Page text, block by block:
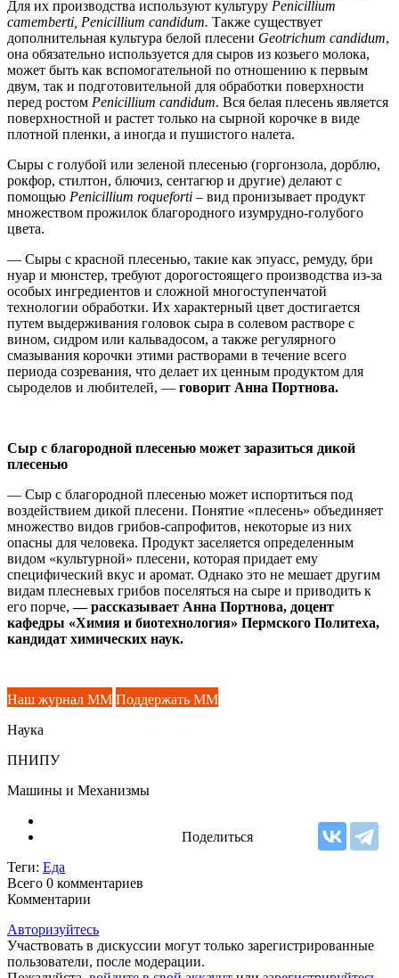
Для их производства используют культуру Penicillium
camemberti, Penicillium candidum. Также существует
дополнительная культура белой плесени Geotrichum candidum,
она обязательно используется для сыров из козьего молока,
может быть как вспомогательной по отношению к первым
двум, так и подготовительной для обработки поверхности
перед ростом Penicillium candidum. Вся белая плесень является
поверхностной и растет только на сырной корочке в виде
плотной пленки, а иногда и пушистого налета.
Сыры с голубой или зеленой плесенью (горгонзола, дорблю,
рокфор, стилтон, блючиз, сентагюр и другие) делают с
помощью Penicillium roqueforti – вид пронизывает продукт
множеством прожилок благородного изумрудно-голубого
цвета.
— Сыры с красной плесенью, такие как эпуасс, ремуду, бри
нуар и мюнстер, требуют дорогостоящего производства из-за
особых ингредиентов и сложной многоступенчатой
технологии обработки. Их характерный цвет достигается
путем выдерживания головок сыра в солевом растворе с
вином, сидром или кальвадосом, а также регулярного
смазывания корочки этими растворами в течение всего
периода созревания, что делает их ценным продуктом для
сыроделов и любителей, — говорит Анна Портнова.
Сыр с благородной плесенью может заразиться дикой
плесенью
— Сыр с благородной плесенью может испортиться под
воздействием дикой плесени. Понятие «плесень» объединяет
множество видов грибов-сапрофитов, некоторые из них
опасны для человека. Продукт заселяется определенным
видом «культурной» плесени, которая придает ему
специфический вкус и аромат. Однако это не мешает другим
видам плесневых грибов поселяться на сыре и приводить к
его порче,— рассказывает Анна Портнова, доцент
кафедры «Химия и биотехнология» Пермского Политеха,
кандидат химических наук.
Наш журнал ММ Поддержать ММ
Наука
ПНИПУ
Машины и Механизмы
Поделиться
Теги: Еда
Всего 0 комментариев
Комментарии
Авторизуйтесь
Участвовать в дискуссии могут только зарегистрированные
пользователи, после модерации.